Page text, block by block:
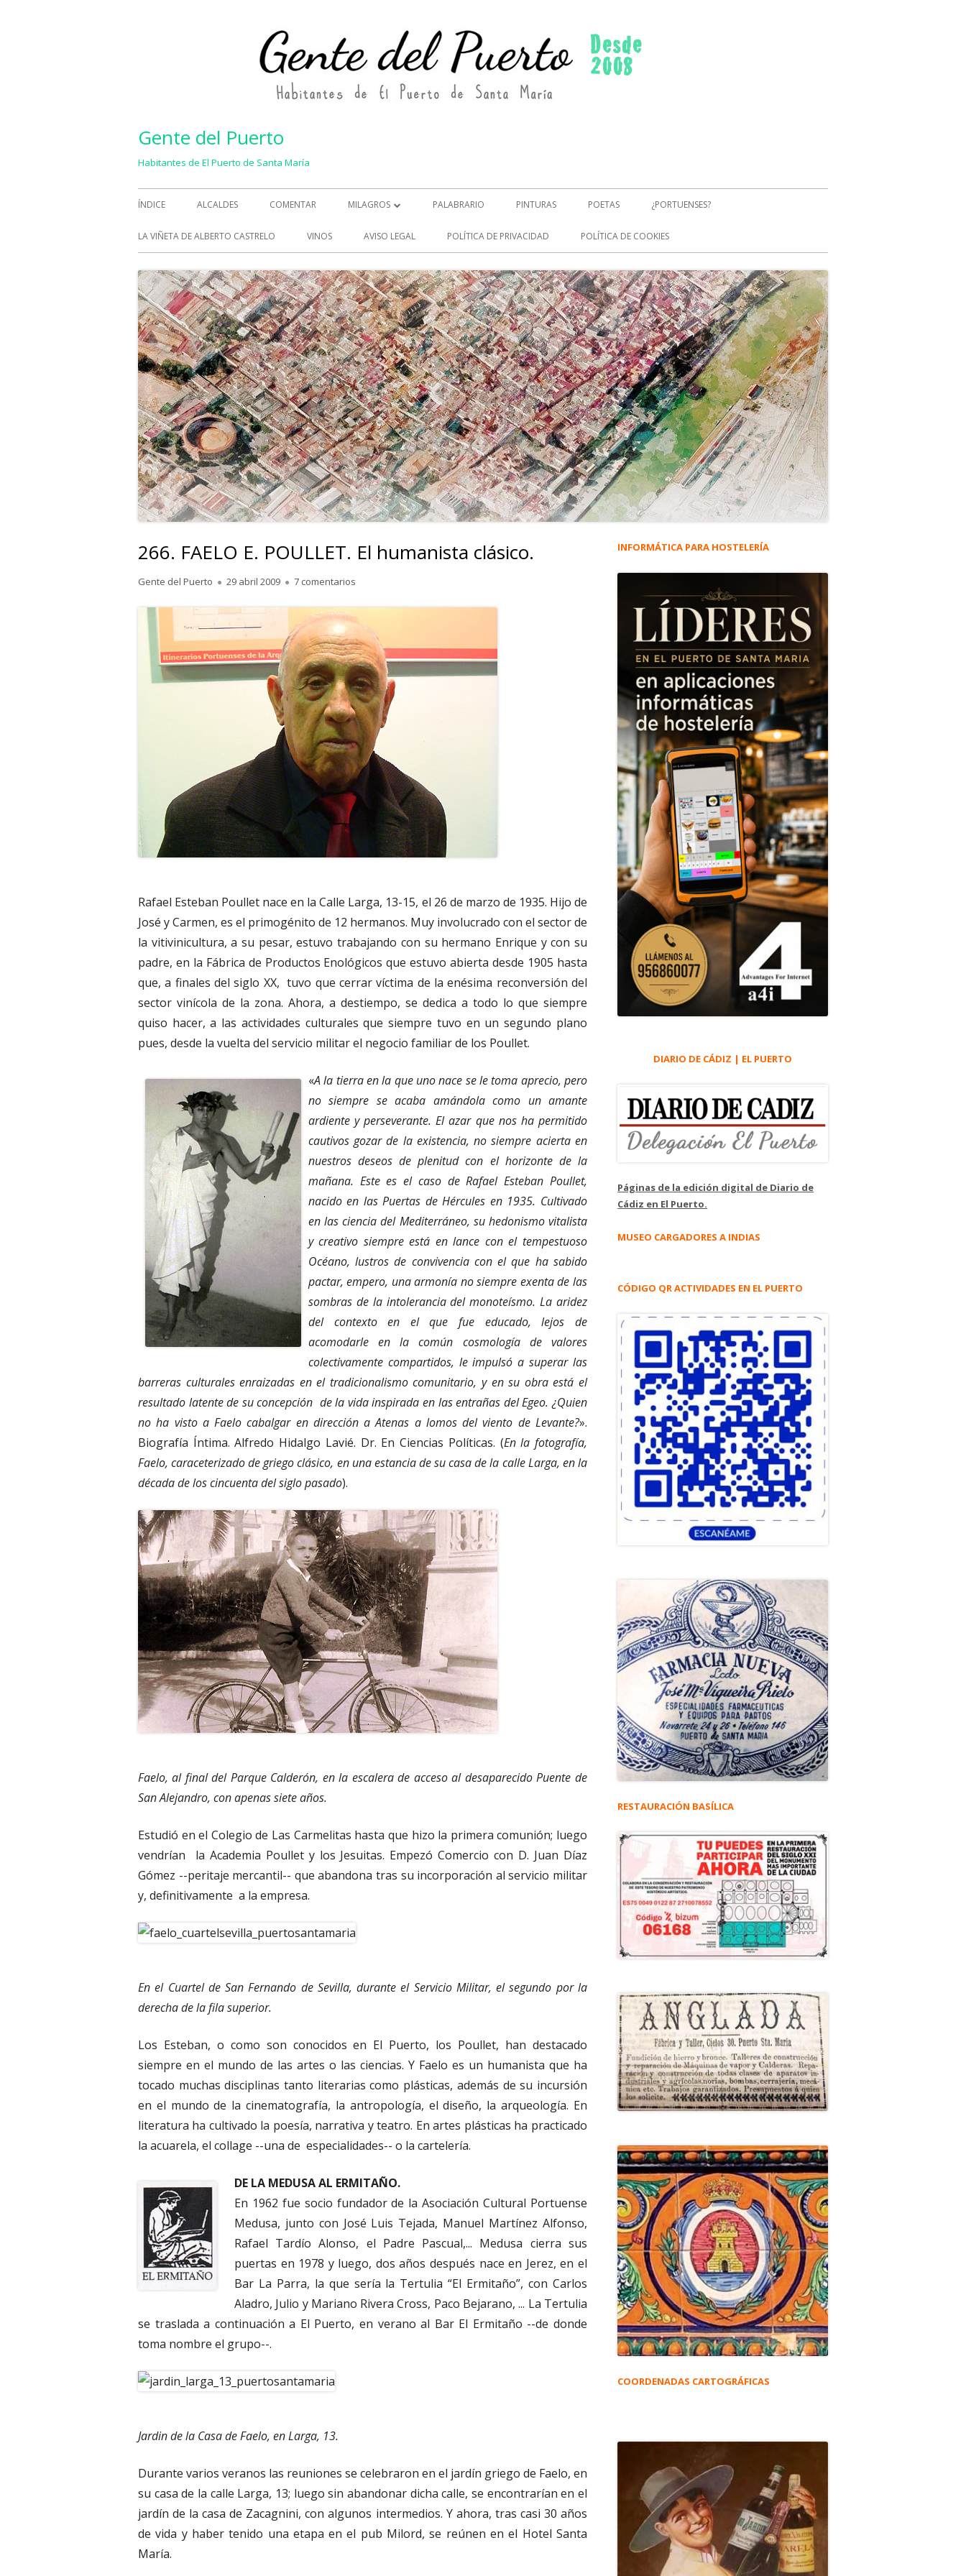
Gente del Puerto
Habitantes de El Puerto de Santa María
Menú
principal
ÍNDICE ALCALDES COMENTAR MILAGROS
MILAGROS (2)
PALABRARIO PINTURAS POETAS ¿PORTUENSES?
LA VIÑETA DE ALBERTO CASTRELO VINOS AVISO LEGAL POLÍTICA DE PRIVACIDAD POLÍTICA DE COOKIES
266. FAELO E. POULLET. El humanista clásico.
Autor
Gente del Puerto
Publicado
29 abril 2009 7 comentarios
Rafael Esteban Poullet nace en la Calle Larga, 13-15, el 26 de marzo de 1935. Hijo de
José y Carmen, es el primogénito de 12 hermanos. Muy involucrado con el sector de
la vitivinicultura, a su pesar, estuvo trabajando con su hermano Enrique y con su
padre, en la Fábrica de Productos Enológicos que estuvo abierta desde 1905 hasta
que, a finales del siglo XX, tuvo que cerrar víctima de la enésima reconversión del
sector vinícola de la zona. Ahora, a destiempo, se dedica a todo lo que siempre
quiso hacer, a las actividades culturales que siempre tuvo en un segundo plano
pues, desde la vuelta del servicio militar el negocio familiar de los Poullet.
«A la tierra en la que uno nace se le toma aprecio, pero
no siempre se acaba amándola como un amante
ardiente y perseverante. El azar que nos ha permitido
cautivos gozar de la existencia, no siempre acierta en
nuestros deseos de plenitud con el horizonte de la
mañana. Este es el caso de Rafael Esteban Poullet,
nacido en las Puertas de Hércules en 1935. Cultivado
en las ciencia del Mediterráneo, su hedonismo vitalista
y creativo siempre está en lance con el tempestuoso
Océano, lustros de convivencia con el que ha sabido
pactar, empero, una armonía no siempre exenta de las
sombras de la intolerancia del monoteísmo. La aridez
del contexto en el que fue educado, lejos de
acomodarle en la común cosmología de valores
colectivamente compartidos, le impulsó a superar las
barreras culturales enraizadas en el tradicionalismo comunitario, y en su obra está el
resultado latente de su concepción de la vida inspirada en las entrañas del Egeo. ¿Quien
no ha visto a Faelo cabalgar en dirección a Atenas a lomos del viento de Levante?».
Biografía Íntima. Alfredo Hidalgo Lavié. Dr. En Ciencias Políticas. (En la fotografía,
Faelo, caraceterizado de griego clásico, en una estancia de su casa de la calle Larga, en la
década de los cincuenta del siglo pasado).
Faelo, al final del Parque Calderón, en la escalera de acceso al desaparecido Puente de
San Alejandro, con apenas siete años.
Estudió en el Colegio de Las Carmelitas hasta que hizo la primera comunión; luego
vendrían la Academia Poullet y los Jesuitas. Empezó Comercio con D. Juan Díaz
Gómez --peritaje mercantil-- que abandona tras su incorporación al servicio militar
y, definitivamente a la empresa.
En el Cuartel de San Fernando de Sevilla, durante el Servicio Militar, el segundo por la
derecha de la fila superior.
Los Esteban, o como son conocidos en El Puerto, los Poullet, han destacado
siempre en el mundo de las artes o las ciencias. Y Faelo es un humanista que ha
tocado muchas disciplinas tanto literarias como plásticas, además de su incursión
en el mundo de la cinematografía, la antropología, el diseño, la arqueología. En
literatura ha cultivado la poesía, narrativa y teatro. En artes plásticas ha practicado
la acuarela, el collage --una de especialidades-- o la cartelería.
DE LA MEDUSA AL ERMITAÑO.
En 1962 fue socio fundador de la Asociación Cultural Portuense
Medusa, junto con José Luis Tejada, Manuel Martínez Alfonso,
Rafael Tardío Alonso, el Padre Pascual,... Medusa cierra sus
puertas en 1978 y luego, dos años después nace en Jerez, en el
Bar La Parra, la que sería la Tertulia “El Ermitaño”, con Carlos
Aladro, Julio y Mariano Rivera Cross, Paco Bejarano, ... La Tertulia
se traslada a continuación a El Puerto, en verano al Bar El Ermitaño --de donde
toma nombre el grupo--.
Jardin de la Casa de Faelo, en Larga, 13.
Durante varios veranos las reuniones se celebraron en el jardín griego de Faelo, en
su casa de la calle Larga, 13; luego sin abandonar dicha calle, se encontrarían en el
jardín de la casa de Zacagnini, con algunos intermedios. Y ahora, tras casi 30 años
de vida y haber tenido una etapa en el pub Milord, se reúnen en el Hotel Santa
María.
Barra
principal
INFORMÁTICA PARA HOSTELERÍA
DIARIO DE CÁDIZ | EL PUERTO
Páginas de la edición digital de Diario de
Cádiz en El Puerto.
MUSEO CARGADORES A INDIAS
CÓDIGO QR ACTIVIDADES EN EL PUERTO
RESTAURACIÓN BASÍLICA
COORDENADAS CARTOGRÁFICAS